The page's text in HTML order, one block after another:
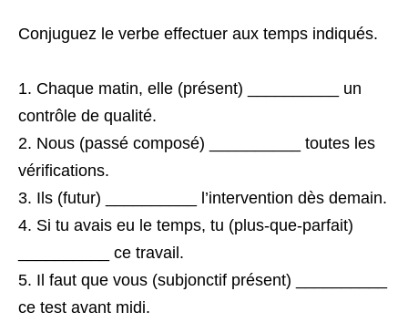
Conjuguez le verbe effectuer aux temps indiqués.
Chaque matin, elle (présent) __________ un
contrôle de qualité.
Nous (passé composé) __________ toutes les
vérifications.
Ils (futur) __________ l’intervention dès demain.
Si tu avais eu le temps, tu (plus-que-parfait)
__________ ce travail.
Il faut que vous (subjonctif présent) __________
ce test avant midi.